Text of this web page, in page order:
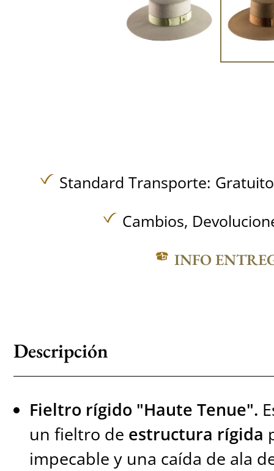
Standard Transporte:
Cambios,
INFO
Descripción
Fieltro rígido "Haute Tenue".
un fieltro de estructura rígida
impecable y una caída de ala